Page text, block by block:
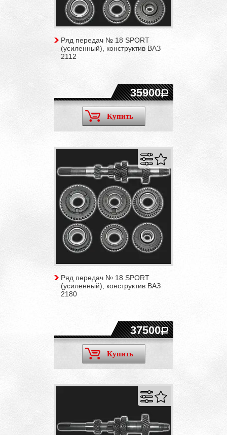
Ряд передач № 18 SPORT
(усиленный), конструктив ВАЗ
2112
35900
Купить
Ряд передач № 18 SPORT
(усиленный), конструктив ВАЗ
2180
37500
Купить